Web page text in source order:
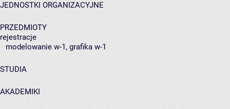
JEDNOSTKI ORGANIZACYJNE
PRZEDMIOTY
rejestracje
modelowanie w-1, grafika w-1
STUDIA
AKADEMIKI